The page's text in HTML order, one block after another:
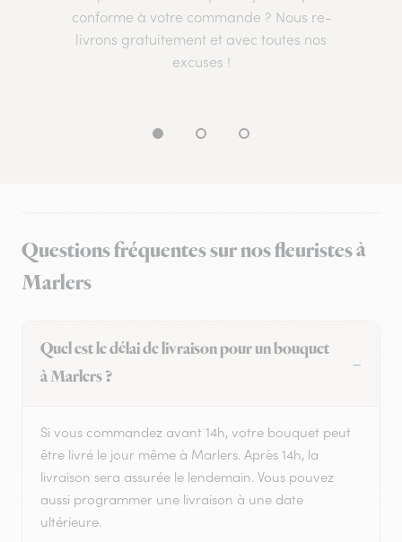
conforme à votre commande ? Nous re-
livrons gratuitement et avec toutes nos
excuses !
Questions fréquentes sur nos fleuristes à
Marlers
Quel est le délai de livraison pour un bouquet
à Marlers ?
Si vous commandez avant 14h, votre bouquet peut
être livré le jour même à Marlers. Après 14h, la
livraison sera assurée le lendemain. Vous pouvez
aussi programmer une livraison à une date
ultérieure.